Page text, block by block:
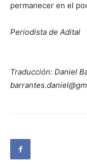
permanecer en el
Periodista de Adital
Traducción: Daniel